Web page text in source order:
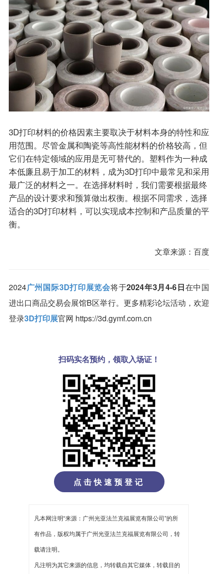
3D打印材料的价格因素主要取决于材料本身的特性和应
用范围。尽管金属和陶瓷等高性能材料的价格较高，但
它们在特定领域的应用是无可替代的。塑料作为一种成
本低廉且易于加工的材料，成为3D打印中最常见和采用
最广泛的材料之一。在选择材料时，我们需要根据最终
产品的设计要求和预算做出权衡。根据不同需求，选择
适合的3D打印材料，可以实现成本控制和产品质量的平
衡。
文章来源：百度
2024广州国际3D打印展览会将于2024年3月4-6日在中国
进出口商品交易会展馆B区举行。更多精彩论坛活动，欢迎
登录3D打印展官网 https://3d.gymf.com.cn
扫码实名预约，领取入场证！
点击快速预登记
凡本网注明“来源：广州光亚法兰克福展览有限公司”的所
有作品，版权均属于广州光亚法兰克福展览有限公司，转
载请注明。
凡注明为其它来源的信息，均转载自其它媒体，转载目的